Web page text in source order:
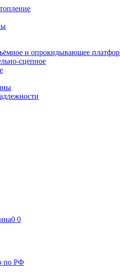
и опрокидывающее
сцепное
0 0
по РФ